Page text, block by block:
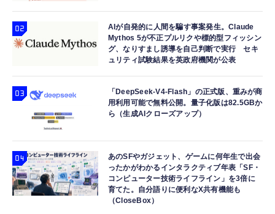
AIが自発的に人間を騙す事案発生。Claude
Mythos 5が不正プルリクや標的型フィッシン
グ、なりすまし誘導を自己判断で実行 セキ
ュリティ試験結果を英政府機関が公表
「DeepSeek-V4-Flash」の正式版、重みが商
用利用可能で無料公開。量子化版は82.5GBか
ら（生成AIクローズアップ）
あのSFやガジェット、ゲームに何年生で出会
ったかがわかるインタラクティブ年表「SF・
コンピューター技術ライフライン」を3倍に
育てた。自分語りに便利なX共有機能も
（CloseBox）